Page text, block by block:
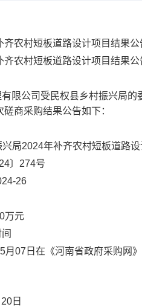
齐农村短板道路设计项目结果公
齐农村短板道路设计项目结果公
限公司受民权县乡村振兴局的
商采购结果公告如下：
局2024年补齐农村短板道路
〕274号
26
万元
月07日在 《河南省政府采购网
日